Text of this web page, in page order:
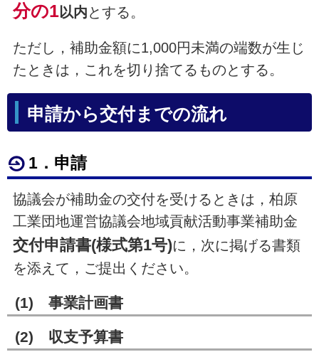
分の1以内とする。
ただし，補助金額に1,000円未満の端数が生じ
たときは，これを切り捨てるものとする。
申請から交付までの流れ
1．申請
協議会が補助金の交付を受けるときは，柏原
工業団地運営協議会地域貢献活動事業補助金
交付申請書(様式第1号)に，次に掲げる書類
を添えて，ご提出ください。
(1) 事業計画書
(2) 収支予算書